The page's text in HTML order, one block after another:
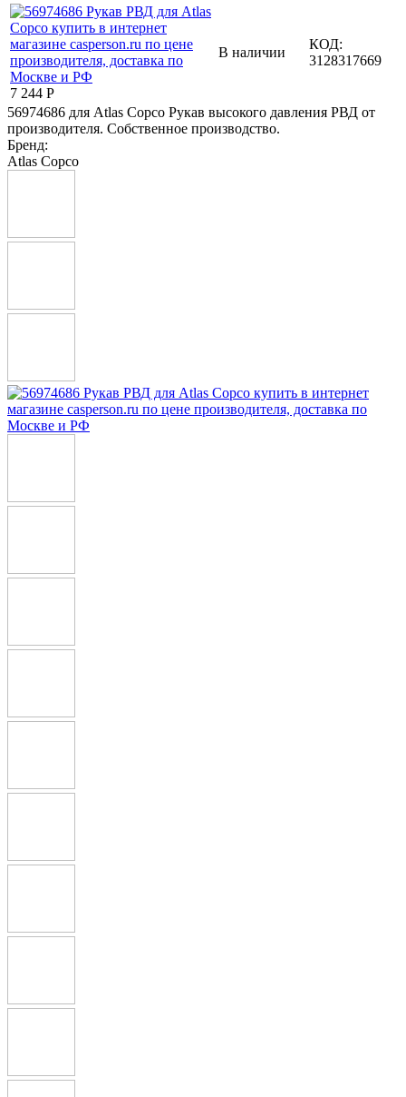
7 244 Р
В наличии
КОД:
3128317669
56974686 для Atlas Copco Рукав высокого давления РВД от
производителя. Собственное производство.
Бренд:
Atlas Copco